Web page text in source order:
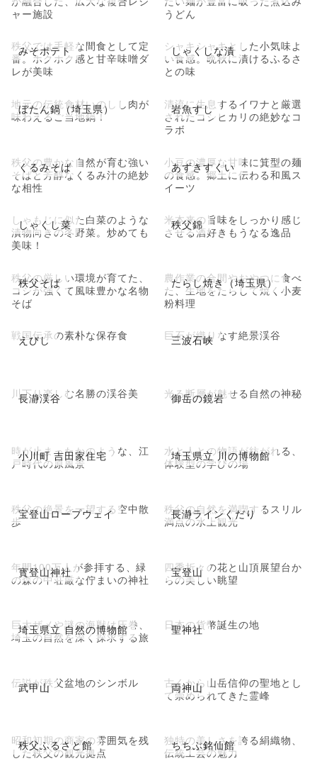
ャー施設
うどん
みそポテト
秩父では手軽な間食として定
番。ホクホク感と甘辛味噌ダ
レが美味
しゃくしな漬
シャキシャキとした小気味よ
い食感。晩秋に漬けるふるさ
との味
ぼたん鍋（埼玉県）
地元の伝統食材いのしし肉が
味わえるご当地鍋！
岩魚すし
清流に生息するイワナと厳選
されたコシヒカリの絶妙なコ
ラボ
くるみそば
秩父の豊かな自然が育む強い
そばと芳醇なくるみ汁の絶妙
な相性
あずきすくい
小豆の濃厚な甘味に箕型の麺
の食感。郷土に伝わる和風ス
イーツ
しゃくし菜
しゃもじに似た白菜のような
漬物向きの冬野菜。炒めても
美味！
秩父錦
米本来の旨味をしっかり感じ
させる酒好きもうなる逸品
秩父そば
秩父の厳しい環境が育てた、
コシが強くて風味豊かな名物
そば
たらし焼き（埼玉県）
農作業の合間やおやつに食べ
た、生地をたらして焼く小麦
粉料理
えびし
戦国伝承の素朴な保存食 三波石峡
巨石が織りなす絶景渓谷
長瀞渓谷
川下り楽しむ名勝の渓谷美 御岳の鏡岩
光る断層が魅せる自然の神秘
小川町 吉田家住宅
時が止まったかのような、江
戸時代の原風景
埼玉県立 川の博物館
水と人との物語が紡がれる、
体験型の学びの場
宝登山ロープウェイ
秩父の絶景を一望する空中散
歩
長瀞ラインくだり
秩父の自然を満喫するスリル
満点の水上観光
寳登山神社
年間100万人が参拝する、緑
の森の中荘厳な佇まいの神社
宝登山
四季折々の花と山頂展望台か
らの美しい眺望
埼玉県立 自然の博物館
巨大ザメや謎の海獣は圧巻、
埼玉の自然を深く探求する旅
聖神社
日本の貨幣誕生の地
武甲山
伝説が秩父盆地のシンボル 両神山
古くから山岳信仰の聖地とし
て崇められてきた霊峰
秩父ふるさと館
昭和初期の商家の雰囲気を残
した秩父の観光拠点
ちちぶ銘仙館
独特の美しさを誇る絹織物、
伝統工芸の魅力